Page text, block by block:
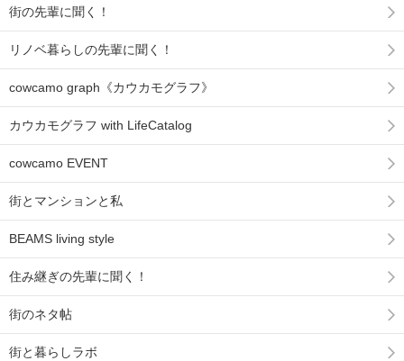
街の先輩に聞く！
リノベ暮らしの先輩に聞く！
cowcamo graph《カウカモグラフ》
カウカモグラフ with LifeCatalog
cowcamo EVENT
街とマンションと私
BEAMS living style
住み継ぎの先輩に聞く！
街のネタ帖
街と暮らしラボ